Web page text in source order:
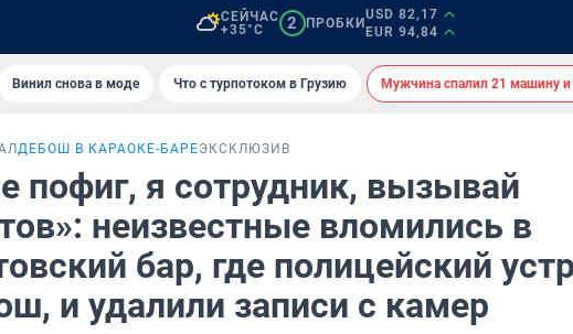
СЕЙЧАС
+35°C
2 ПРОБКИ
USD 82,17
EUR 94,84
Винил снова в моде Что с турпотоком в Грузию Мужчина спалил 21 машину
ДЕБОШ В КАРАОКЕ-БАРЕЭКСКЛЮЗИВ
пофиг, я сотрудник, вызывай
неизвестные вломились в
бар, где полицейский
и удалили записи с камер